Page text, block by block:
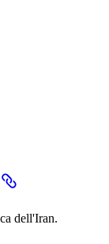
dell'Iran.